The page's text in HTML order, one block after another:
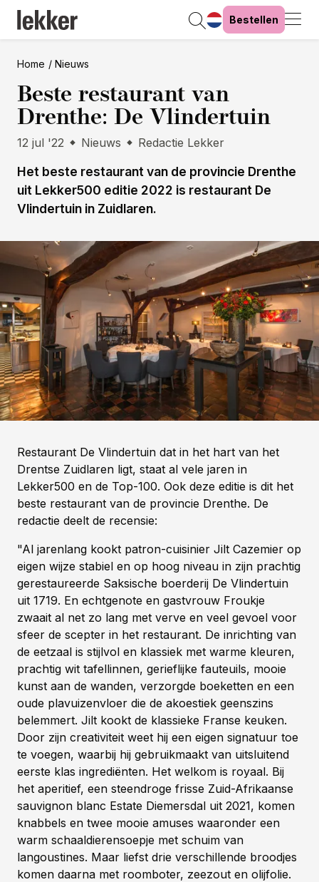
Bestellen
Home Nieuws
Beste restaurant van
Drenthe: De Vlindertuin
12 jul '22 Nieuws Redactie Lekker
Het beste restaurant van de provincie Drenthe
uit Lekker500 editie 2022 is restaurant De
Vlindertuin in Zuidlaren.
Restaurant De Vlindertuin dat in het hart van het
Drentse Zuidlaren ligt, staat al vele jaren in
Lekker500 en de Top-100. Ook deze editie is dit het
beste restaurant van de provincie Drenthe. De
redactie deelt de recensie:
"Al jarenlang kookt patron-cuisinier Jilt Cazemier op
eigen wijze stabiel en op hoog niveau in zijn prachtig
gerestaureerde Saksische boerderij De Vlindertuin
uit 1719. En echtgenote en gastvrouw Froukje
zwaait al net zo lang met verve en veel gevoel voor
sfeer de scepter in het restaurant. De inrichting van
de eetzaal is stijlvol en klassiek met warme kleuren,
prachtig wit tafellinnen, gerieflijke fauteuils, mooie
kunst aan de wanden, verzorgde boeketten en een
oude plavuizenvloer die de akoestiek geenszins
belemmert. Jilt kookt de klassieke Franse keuken.
Door zijn creativiteit weet hij een eigen signatuur toe
te voegen, waarbij hij gebruikmaakt van uitsluitend
eerste klas ingrediënten. Het welkom is royaal. Bij
het aperitief, een steendroge frisse Zuid-Afrikaanse
sauvignon blanc Estate Diemersdal uit 2021, komen
knabbels en twee mooie amuses waaronder een
warm schaaldierensoepje met schuim van
langoustines. Maar liefst drie verschillende broodjes
komen daarna met roomboter, zeezout en olijfolie.